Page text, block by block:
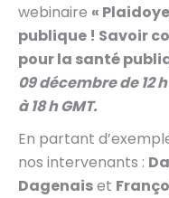
webinaire «
publique ! Savoir
pour la santé
09 décembre de 12 h
à 18 h GMT.
En partant
nos intervenants :
Dagenaiset